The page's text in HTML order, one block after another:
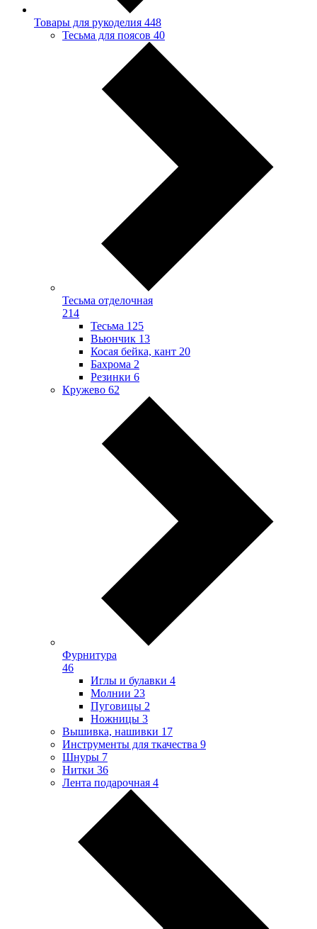
Товары для рукоделия 448
Тесьма для поясов 40
Тесьма отделочная
214
Тесьма 125
Вьюнчик 13
Косая бейка, кант 20
Бахрома 2
Резинки 6
Кружево 62
Фурнитура
46
Иглы и булавки 4
Молнии 23
Пуговицы 2
Ножницы 3
Вышивка, нашивки 17
Инструменты для ткачества 9
Шнуры 7
Нитки 36
Лента подарочная 4